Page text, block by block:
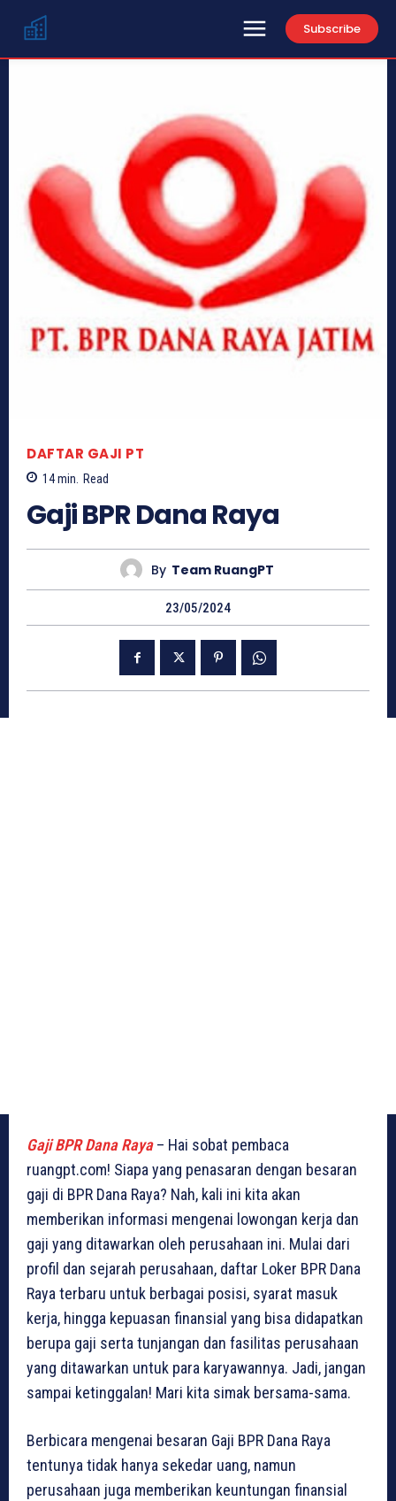
Subscribe
DAFTAR GAJI PT
14min. Read
Gaji BPR Dana Raya
By Team RuangPT
23/05/2024
Gaji BPR Dana Raya– Hai sobat pembaca
ruangpt.com! Siapa yang penasaran dengan besaran
gaji di BPR Dana Raya? Nah, kali ini kita akan
memberikan informasi mengenai lowongan kerja dan
gaji yang ditawarkan oleh perusahaan ini. Mulai dari
profil dan sejarah perusahaan, daftar Loker BPR Dana
Raya terbaru untuk berbagai posisi, syarat masuk
kerja, hingga kepuasan finansial yang bisa didapatkan
berupa gaji serta tunjangan dan fasilitas perusahaan
yang ditawarkan untuk para karyawannya. Jadi, jangan
sampai ketinggalan! Mari kita simak bersama-sama.
Berbicara mengenai besaran Gaji BPR Dana Raya
tentunya tidak hanya sekedar uang, namun
perusahaan juga memberikan keuntungan finansial